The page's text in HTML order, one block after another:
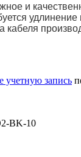
и
кабеля
учетную запись
BK-10